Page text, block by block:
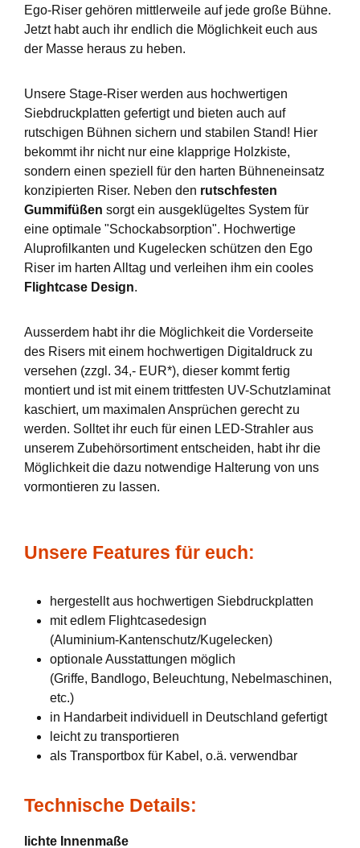
Ego-Riser gehören mittlerweile auf jede große Bühne.
Jetzt habt auch ihr endlich die Möglichkeit euch aus
der Masse heraus zu heben.
Unsere Stage-Riser werden aus hochwertigen
Siebdruckplatten gefertigt und bieten auch auf
rutschigen Bühnen sichern und stabilen Stand! Hier
bekommt ihr nicht nur eine klapprige Holzkiste,
sondern einen speziell für den harten Bühneneinsatz
konzipierten Riser. Neben den rutschfesten
Gummifüßen sorgt ein ausgeklügeltes System für
eine optimale "Schockabsorption". Hochwertige
Aluprofilkanten und Kugelecken schützen den Ego
Riser im harten Alltag und verleihen ihm ein cooles
Flightcase Design.
Ausserdem habt ihr die Möglichkeit die Vorderseite
des Risers mit einem hochwertigen Digitaldruck zu
versehen (zzgl. 34,- EUR*), dieser kommt fertig
montiert und ist mit einem trittfesten UV-Schutzlaminat
kaschiert, um maximalen Ansprüchen gerecht zu
werden. Solltet ihr euch für einen LED-Strahler aus
unserem Zubehörsortiment entscheiden, habt ihr die
Möglichkeit die dazu notwendige Halterung von uns
vormontieren zu lassen.
Unsere Features für euch:
hergestellt aus hochwertigen Siebdruckplatten
mit edlem Flightcasedesign
(Aluminium-Kantenschutz/Kugelecken)
optionale Ausstattungen möglich
(Griffe, Bandlogo, Beleuchtung, Nebelmaschinen,
etc.)
in Handarbeit individuell in Deutschland gefertigt
leicht zu transportieren
als Transportbox für Kabel, o.ä. verwendbar
Technische Details:
lichte Innenmaße